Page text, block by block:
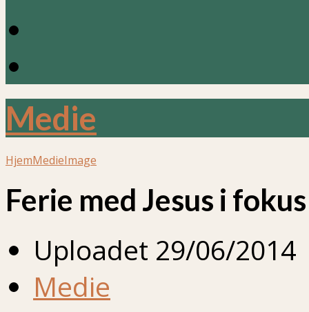
Medie
HjemMedieImage
Ferie med Jesus i fokus
Uploadet 29/06/2014
Medie